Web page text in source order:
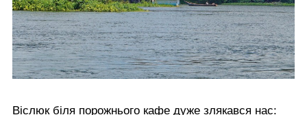
Віслюк біля порожнього кафе дуже злякався нас: